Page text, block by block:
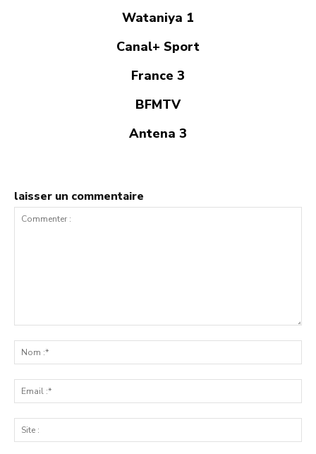
Wataniya 1
Canal+ Sport
France 3
BFMTV
Antena 3
laisser un commentaire
:*
:*
: